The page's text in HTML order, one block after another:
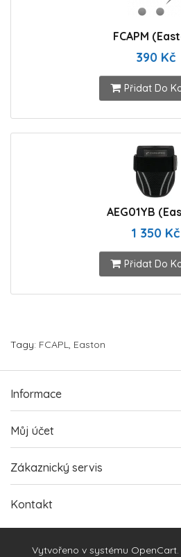
FCAPM
390 Kč
Přidat Do
AEG01YB
1 350 Kč
Přidat Do
Tagy: FCAPL, Easton
Informace
Můj účet
Zákaznický servis
Kontakt
Vytvořeno v systému OpenCart